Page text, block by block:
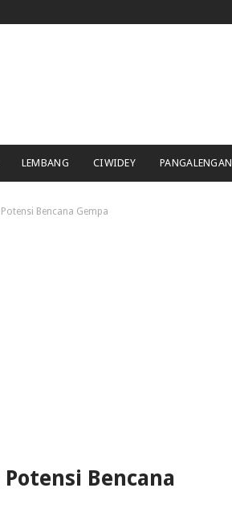
LEMBANG CIWIDEY PANGALENGAN
Bencana Gempa
Bencana